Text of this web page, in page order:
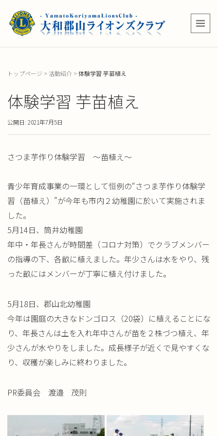
トップページ >活動紹介 >体験学習 芋苗植え
体験学習 芋苗植え
公開日: 2021年7月5日
さつま芋作り体験学習 ～苗植え～
青少年育成事業の一環として恒例の“さつま芋作り体験学
習（苗植え）”が今年も市内２幼稚園に於いて実施されま
した。
5月14日、筒井幼稚園
年中・年長さんが時間差（コロナ対策）でクラブメンバー
の指導の下、各畝に植えました。年少さんは水をやり、残
った畝にはメンバーが丁寧に植え付けました。
5月18日、郡山北幼稚園
今年は園庭の大きなドンゴロス（20袋）に植えることにな
り、年長さんは土を入れ年中さんが苗を２株づつ植え、年
少さんが水やり をしました。成長様子が近くで見やすくな
り、収穫が楽しみに終わ りました。
PR委員会 渡邉 茂則